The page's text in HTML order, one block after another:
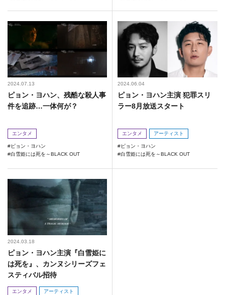
2024.07.13
ピョン・ヨハン、残酷な殺人事
件を追跡…一体何が？
エンタメ
ピョン・ヨハン
白雪姫には死を～BLACK OUT
2024.06.04
ピョン・ヨハン主演 犯罪スリ
ラー8月放送スタート
エンタメ アーティスト
ピョン・ヨハン
白雪姫には死を～BLACK OUT
2024.03.18
ピョン・ヨハン主演『白雪姫に
は死を』、カンヌシリーズフェ
スティバル招待
エンタメ アーティスト